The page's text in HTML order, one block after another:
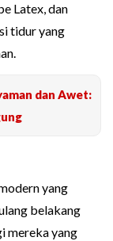
Latex, dan
tidur yang
dan Awet:
yang
belakang
mereka yang